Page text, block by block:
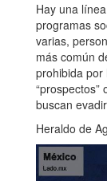
Hay una
programas
varias,
más común
prohibida por
“prospectos”
buscan
Heraldo de